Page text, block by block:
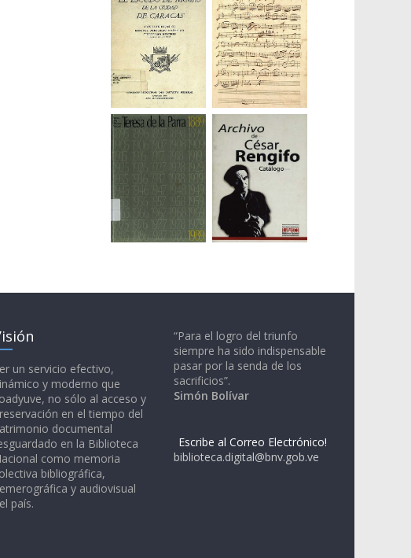
un servicio efectivo,
y moderno que
no sólo al acceso y
en el tiempo del
documental
en la Biblioteca
como memoria
bibliográfica,
y audiovisual
país.
“Para el logro del triunfo
siempre ha sido indispensable
pasar por la senda de los
sacrificios”.
Simón Bolívar
Escribe al Correo Electrónico!
biblioteca.digital@bnv.gob.ve